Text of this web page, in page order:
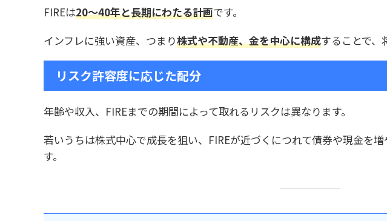
FIREは20～40年と長期にわたる計画です。
インフレに強い資産、つまり株式や不動産、金を中心に構成することで、
リスク許容度に応じた配分
年齢や収入、FIREまでの期間によって取れるリスクは異なります。
若いうちは株式中心で成長を狙い、FIREが近づくにつれて債券や現金を
す。